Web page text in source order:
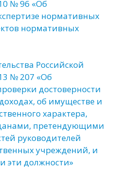
№ 96 «Об
нормативных
нормативных
Российской
№ 207 «Об
достоверности
об имуществе и
характера,
претендующими
руководителей
учреждений, и
должности»